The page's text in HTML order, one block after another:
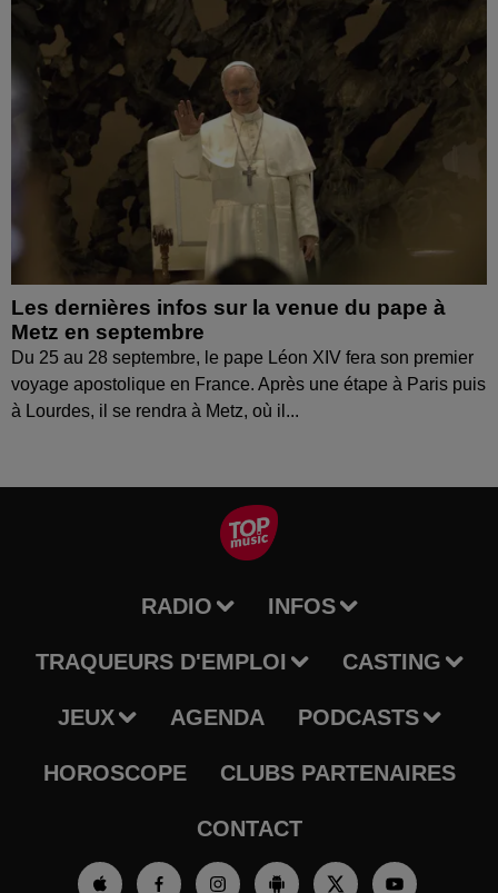
Les dernières infos sur la venue du pape à
Metz en septembre
Du 25 au 28 septembre, le pape Léon XIV fera son premier
voyage apostolique en France. Après une étape à Paris puis
à Lourdes, il se rendra à Metz, où il...
RADIO INFOS
TRAQUEURS D'EMPLOI CASTING
JEUX AGENDA PODCASTS
HOROSCOPE CLUBS PARTENAIRES
CONTACT